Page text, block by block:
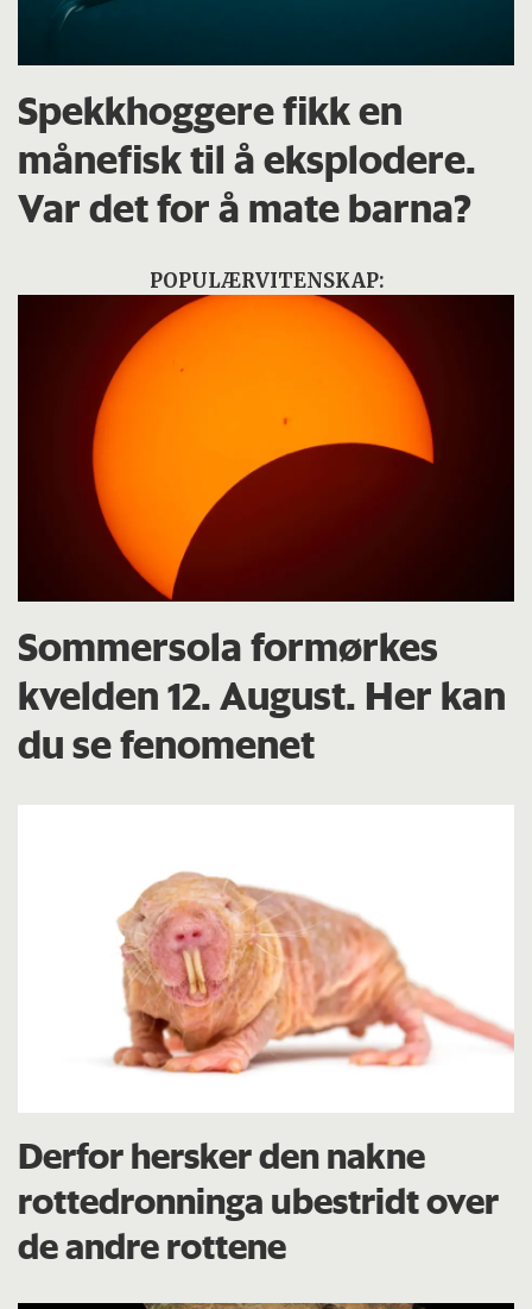
Spekkhoggere fikk en
månefisk til å eksplodere.
Var det for å mate barna?
POPULÆRVITENSKAP:
Sommersola formørkes
kvelden 12. August. Her kan
du se fenomenet
Derfor hersker den nakne
rottedronninga ubestridt over
de andre rottene